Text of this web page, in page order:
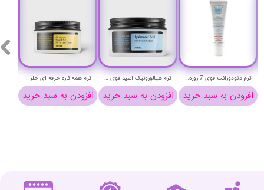
کرم همه کاره حرفه ای حلزون کوزارکس وزن 100 گرم - COSRX Advanced Snail 92 All in one Cream
افزودن به سبد خرید
کرم هیالورونیک اسید قوی کوزارکس وزن 100 گرم - COSRX Hyaluronic Acid Intensive Cream
افزودن به سبد خرید
کرم دئودورانت قوی 7 روزه کلیون حجم 25 میلی لیتر - cliven DEODORANT cream
افزودن به سبد خرید